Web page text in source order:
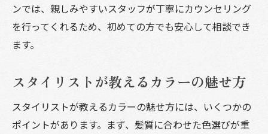
ンでは、親しみやすいスタッフが丁寧にカウンセリング
を行ってくれるため、初めての方でも安心して相談でき
ます。
スタイリストが教えるカラーの魅せ方
スタイリストが教えるカラーの魅せ方には、いくつかの
ポイントがあります。まず、髪質に合わせた色選びが重